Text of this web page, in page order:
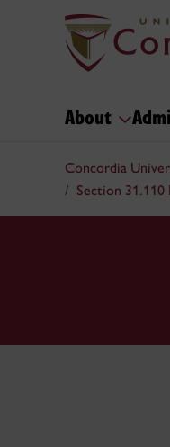
About
Concordia
Section